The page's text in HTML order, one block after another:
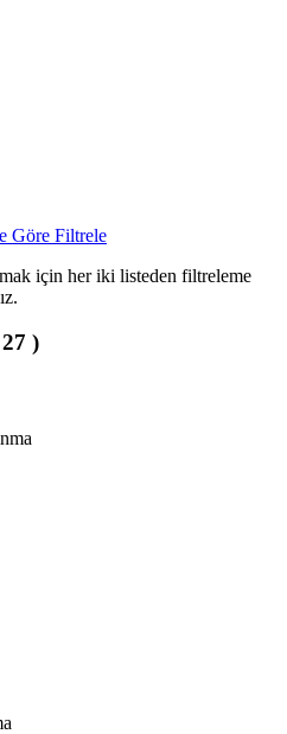
Göre Filtrele
için her iki listeden filtreleme
)